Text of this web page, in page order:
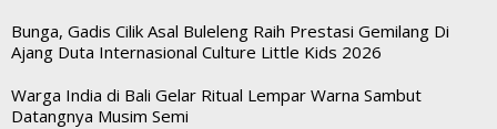
Bunga, Gadis Cilik Asal Buleleng Raih Prestasi Gemilang Di
Ajang Duta Internasional Culture Little Kids 2026
Warga India di Bali Gelar Ritual Lempar Warna Sambut
Datangnya Musim Semi